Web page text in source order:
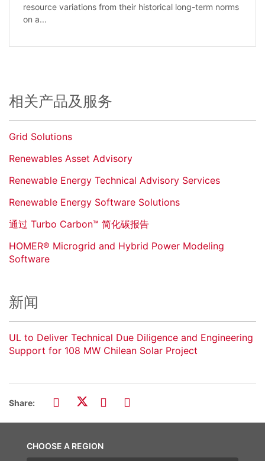
resource variations from their historical long-term norms
on a...
相关产品及服务
Grid Solutions
Renewables Asset Advisory
Renewable Energy Technical Advisory Services
Renewable Energy Software Solutions
通过 Turbo Carbon™ 简化碳报告
HOMER® Microgrid and Hybrid Power Modeling
Software
新闻
UL to Deliver Technical Due Diligence and Engineering
Support for 108 MW Chilean Solar Project
Share:
CHOOSE A REGION